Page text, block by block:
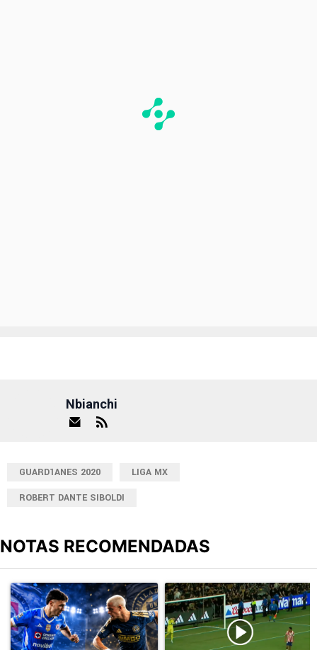
Nbianchi
GUARD1ANES 2020
LIGA MX
ROBERT DANTE SIBOLDI
NOTAS RECOMENDADAS
Un artículo de tendencia con el título "Sigue EN VIVO Cruz Azul
Un artículo de tendencia con el